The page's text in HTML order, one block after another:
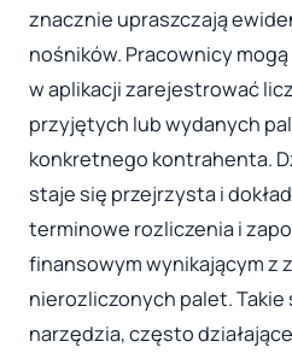
znacznie upraszczają
nośników. Pracownicy
w aplikacji zarejestrować
przyjętych lub wydanych
konkretnego kontrahenta.
staje się przejrzysta i
terminowe rozliczenia i
finansowym wynikającym z
nierozliczonych palet.
narzędzia, często